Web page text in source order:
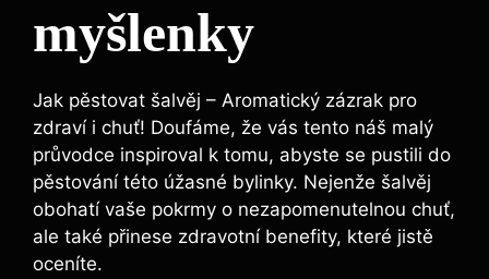
myšlenky
Jak pěstovat šalvěj – Aromatický zázrak pro
zdraví i chuť! Doufáme, že vás tento náš malý
průvodce inspiroval k tomu, abyste se pustili do
pěstování této úžasné bylinky. Nejenže šalvěj
obohatí vaše pokrmy o nezapomenutelnou chuť,
ale také přinese zdravotní benefity, které jistě
oceníte.